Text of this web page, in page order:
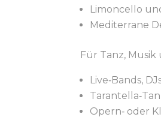
Limoncello
Mediterrane
Für Tanz,
Live‑Bands,
Opern‑ oder